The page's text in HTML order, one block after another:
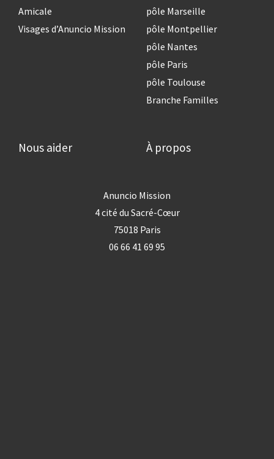
Amicale
Visages d’Anuncio Mission
pôle Marseille
pôle Montpellier
pôle Nantes
pôle Paris
pôle Toulouse
Branche Familles
Nous aider À propos
Anuncio Mission
4 cité du Sacré-Cœur
75018 Paris
06 66 41 69 95